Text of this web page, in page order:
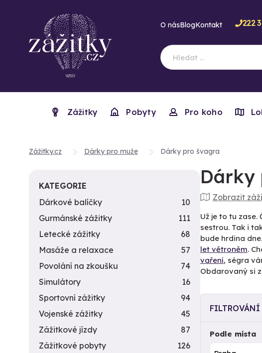
O násBlogKontakt 222
Zážitky Pobyty Pro koho
Zážitky.cz Dárky pro muže Dárky pro švagra
Dárky
Zobrazit
Už je to tu
sestrou. Tak i
bude hrdina
let větroněm.
vaření, ségra
Obdarovaný si
Podle místa
KATEGORIE
Dárkové balíčky
10
Gurmánské zážitky
111
Letecké zážitky
68
Masáže a relaxace
57
Povolání na zkoušku
74
Simulátory
16
Sportovní zážitky
94
Vojenské zážitky
45
Zážitkové jízdy
87
Zážitkové pobyty
126